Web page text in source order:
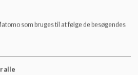
skal dels sikre en kobling
den
og dels introducere eleverne for en
med erhvervslivet fremmer
som bruges til at følge de besøgendes
alle